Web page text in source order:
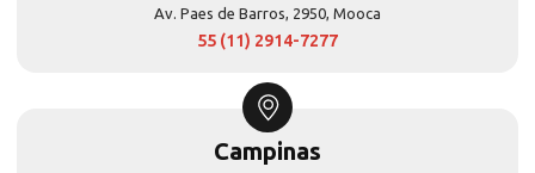
Av. Paes de Barros, 2950, Mooca
55 (11) 2914-7277
Campinas